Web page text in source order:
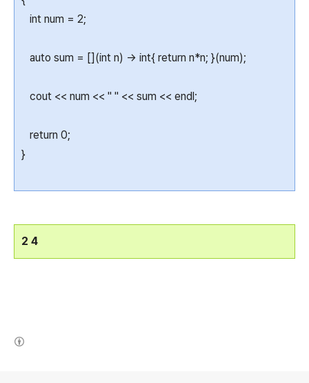
int num = 2;
auto sum = [](int n) -> int{ return n*n; }(num);
cout << num << " " << sum << endl;
return 0;
}
2 4